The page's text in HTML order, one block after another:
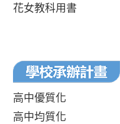
花女教科用書
高中優質化
高中均質化